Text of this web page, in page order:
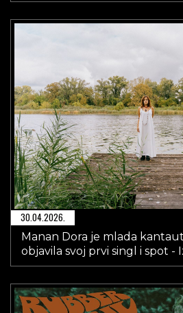
30.04.2026.
Manan Dora je mlada
objavila svoj prvi singl i spot -